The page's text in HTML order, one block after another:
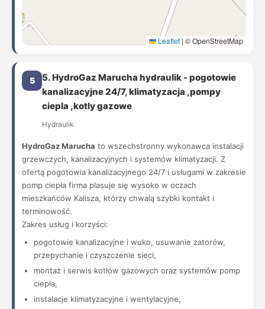
Leaflet | © OpenStreetMap
5
5. HydroGaz Marucha hydraulik - pogotowie
kanalizacyjne 24/7, klimatyzacja ,pompy
ciepla ,kotly gazowe
Hydraulik
HydroGaz Marucha to wszechstronny wykonawca instalacji
grzewczych, kanalizacyjnych i systemów klimatyzacji. Z
ofertą pogotowia kanalizacyjnego 24/7 i usługami w zakresie
pomp ciepła firma plasuje się wysoko w oczach
mieszkańców Kalisza, którzy chwalą szybki kontakt i
terminowość.
Zakres usług i korzyści:
pogotowie kanalizacyjne i wuko, usuwanie zatorów,
przepychanie i czyszczenie sieci,
montaż i serwis kotłów gazowych oraz systemów pomp
ciepła,
instalacje klimatyzacyjne i wentylacyjne,